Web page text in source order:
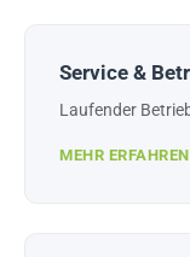
Service &
Laufender
MEHR ERFAHREN